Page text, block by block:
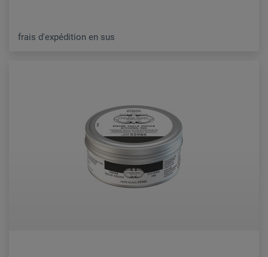
frais d'expédition en sus